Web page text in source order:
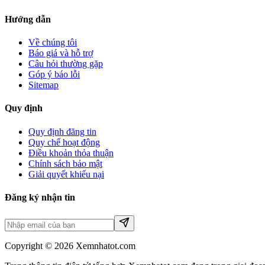
Hướng dẫn
Về chúng tôi
Báo giá và hỗ trợ
Câu hỏi thường gặp
Góp ý báo lỗi
Sitemap
Quy định
Quy định đăng tin
Quy chế hoạt động
Điều khoản thỏa thuận
Chính sách bảo mật
Giải quyết khiếu nại
Đăng ký nhận tin
Copyright © 2026 Xemnhatot.com